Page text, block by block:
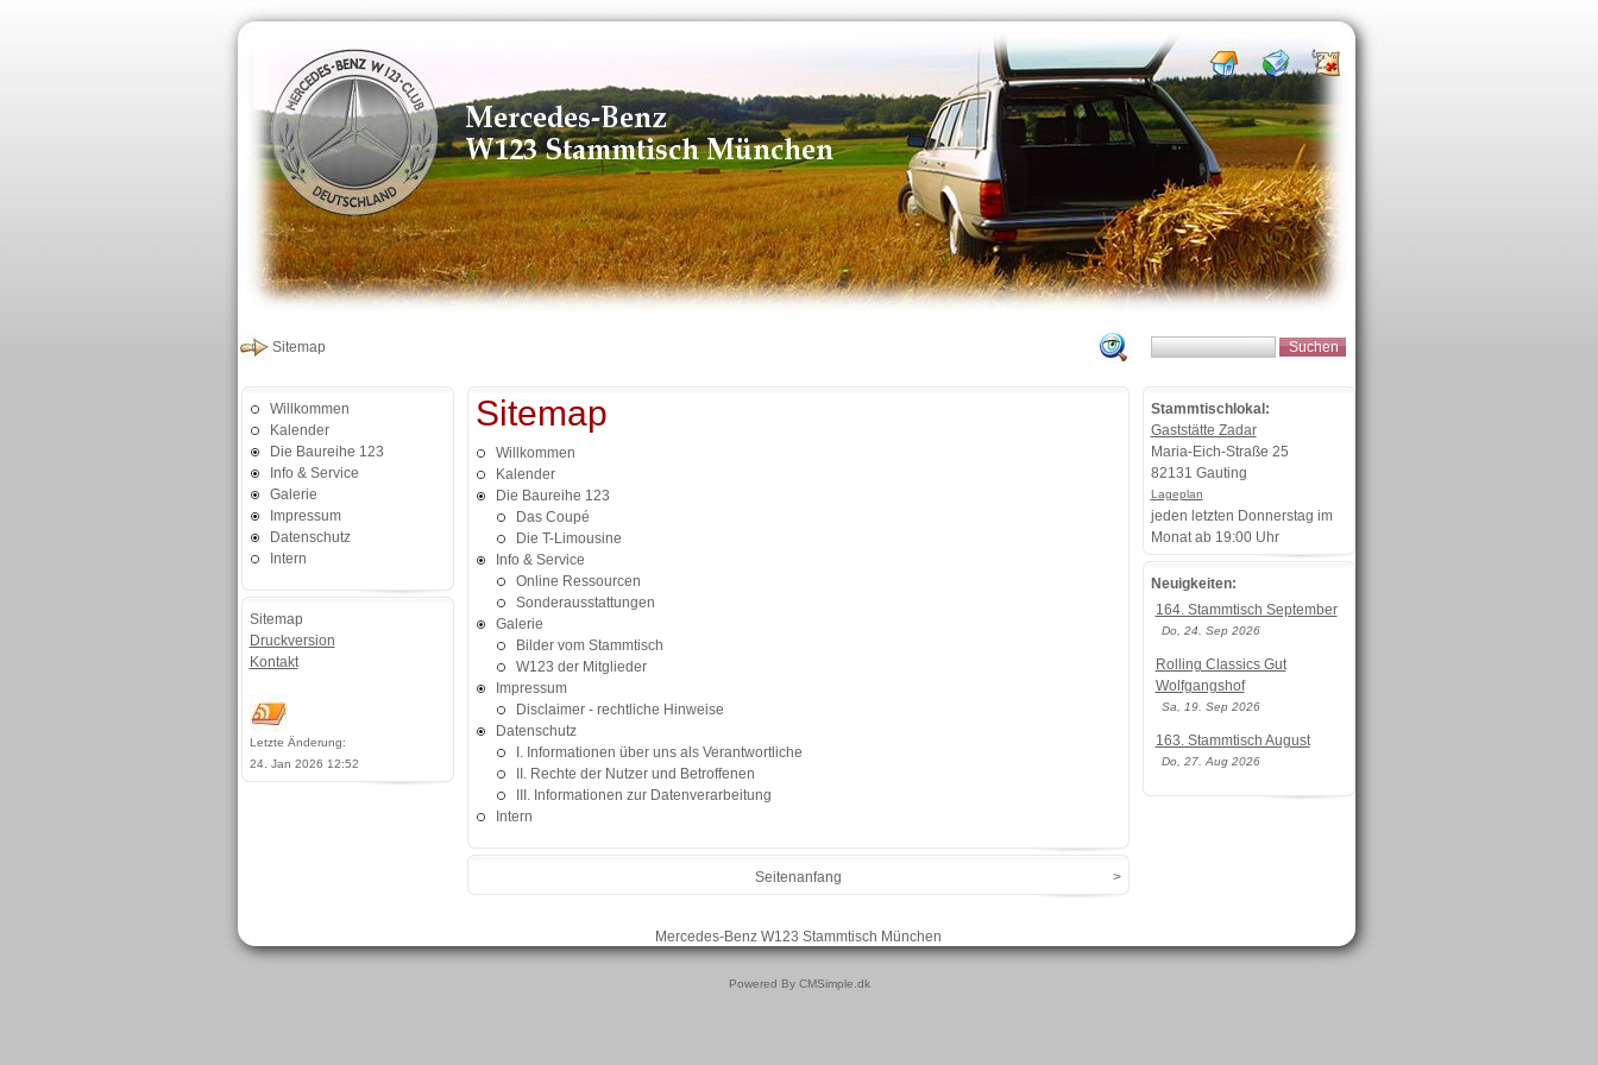
Sitemap
Willkommen
Kalender
Die Baureihe 123
Info & Service
Galerie
Impressum
Datenschutz
Intern
Sitemap
Druckversion
Kontakt
Letzte Änderung:
24. Jan 2026 12:52
Sitemap
Willkommen
Kalender
Die Baureihe 123
Das Coupé
Die T-Limousine
Info & Service
Online Ressourcen
Sonderausstattungen
Galerie
Bilder vom Stammtisch
W123 der Mitglieder
Impressum
Disclaimer - rechtliche Hinweise
Datenschutz
I. Informationen über uns als Verantwortliche
II. Rechte der Nutzer und Betroffenen
III. Informationen zur Datenverarbeitung
Intern
Seitenanfang >
Stammtischlokal:
Gaststätte Zadar
Maria-Eich-Straße 25
82131 Gauting
Lageplan
jeden letzten Donnerstag im
Monat ab 19:00 Uhr
Neuigkeiten:
164. Stammtisch September
Do, 24. Sep 2026
Rolling Classics Gut
Wolfgangshof
Sa, 19. Sep 2026
163. Stammtisch August
Do, 27. Aug 2026
Mercedes-Benz W123 Stammtisch München
Powered By CMSimple.dk